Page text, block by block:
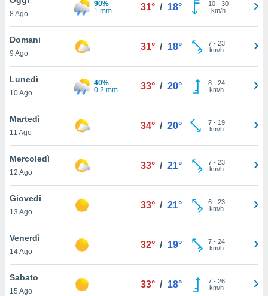
è
al sito
di
ci
di
il
un
la
nella
cookie
8 Ago
90%
1 mm
31° / 18° 10- 30
km/h
Domani
9 Ago
31° / 18° 7- 23
km/h
Lunedì
10 Ago
40%
0.2 mm
33° / 20° 8- 24
km/h
Martedì
11 Ago
34° / 20° 7- 19
km/h
Mercoledì
12 Ago
33° / 21° 7- 23
km/h
Giovedi
13 Ago
33° / 21° 6- 23
km/h
Venerdì
14 Ago
32° / 19° 7- 24
km/h
Sabato
15 Ago
33° / 18° 7- 26
km/h